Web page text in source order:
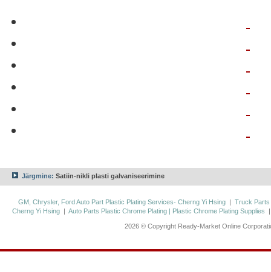
Järgmine: Satiin-nikli plasti galvaniseerimine
GM, Chrysler, Ford Auto Part Plastic Plating Services- Cherng Yi Hsing | Truck Parts
Cherng Yi Hsing |Auto Parts Plastic Chrome Plating | Plastic Chrome Plating Supplies
2026 © Copyright Ready-Market Online